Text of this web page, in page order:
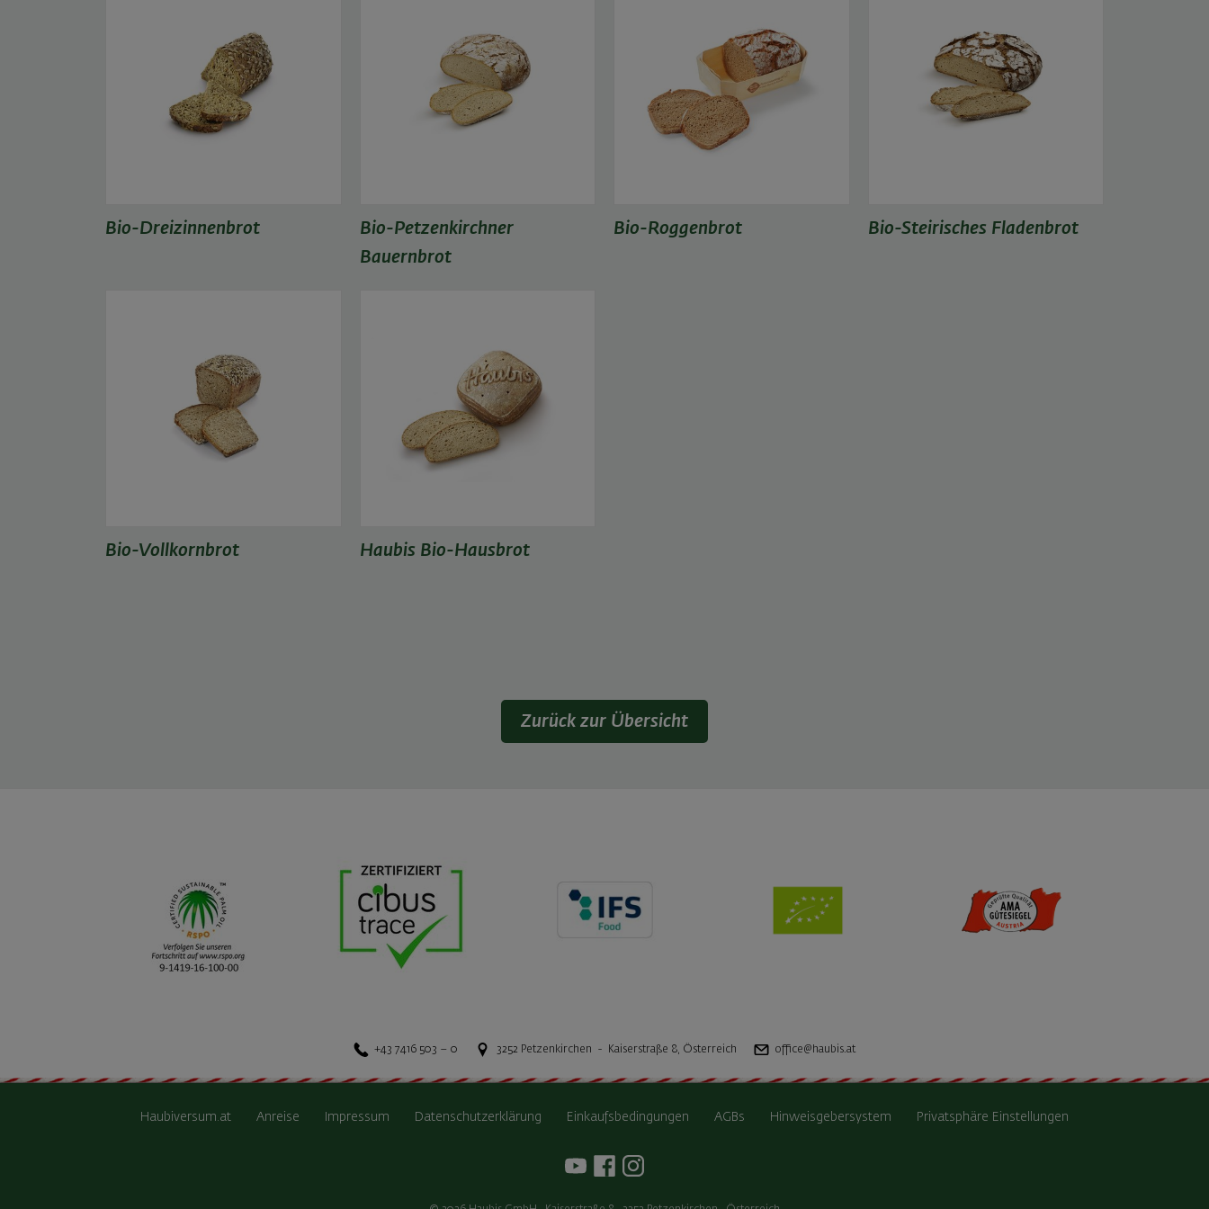
Bio-Dreizinnenbrot
Bio-Petzenkirchner
Bauernbrot
Bio-Roggenbrot Bio-Steirisches Fladenbrot
Bio-Vollkornbrot Haubis Bio-Hausbrot
Zurück zur Übersicht
+43 7416 503 – 0 3252 Petzenkirchen - Kaiserstraße 8, Österreich office@haubis.at
Haubiversum.at Anreise Impressum Datenschutzerklärung Einkaufsbedingungen AGBs Hinweisgebersystem Privatsphäre Einstellungen